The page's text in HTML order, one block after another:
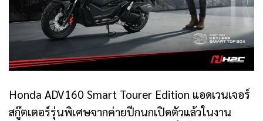
Honda ADV160 Smart Tourer Edition แอดเวนเจอร์
สกู๊ตเตอร์รุ่นพิเศษจากค่ายปีกนกเปิดตัวแล้วในงาน